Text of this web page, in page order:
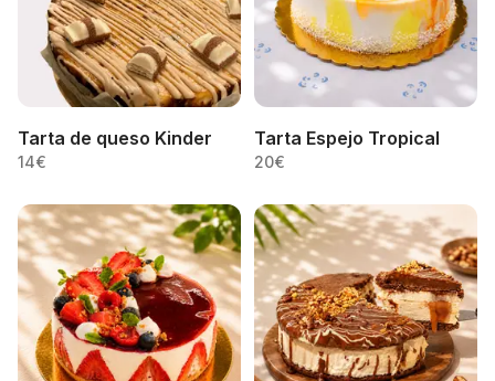
Tarta de queso Kinder
14€
Tarta Espejo Tropical
20€